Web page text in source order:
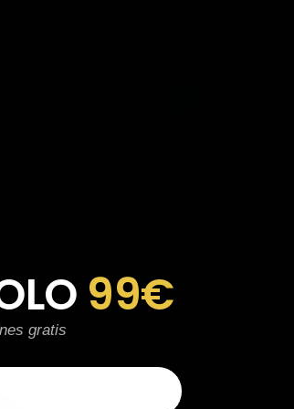
ningún
Lo recomiendo
Es una página
pagar antes de
trato y me han
99€
gratis